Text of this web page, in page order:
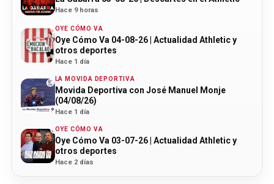
Hace 9 horas
OYE CÓMO VA
Oye Cómo Va 04-08-26 | Actualidad Athletic y
otros deportes
Hace 1 día
LA MOVIDA DEPORTIVA
Movida Deportiva con José Manuel Monje
(04/08/26)
Hace 1 día
OYE CÓMO VA
Oye Cómo Va 03-07-26 | Actualidad Athletic y
otros deportes
Hace 2 días